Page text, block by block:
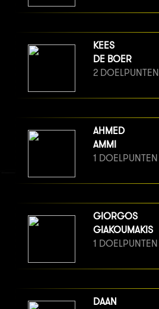
KEES
DE BOER
2 DOELPUNTEN
AHMED
AMMI
1 DOELPUNTEN
GIORGOS
GIAKOUMAKIS
1 DOELPUNTEN
DAAN